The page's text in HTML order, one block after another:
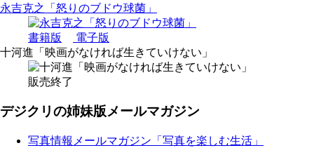
永吉克之「怒りのブドウ球菌」
書籍版
電子版
十河進「映画がなければ生きていけない」
販売終了
デジクリの姉妹版メールマガジン
写真情報メールマガジン「写真を楽しむ生活」